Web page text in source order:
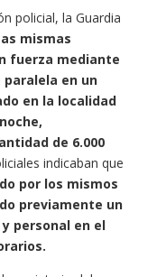
policial, la Guardia
mismas
fuerza mediante
en un
en la localidad
de 6.000
indicaban que
por los mismos
previamente un
personal en el